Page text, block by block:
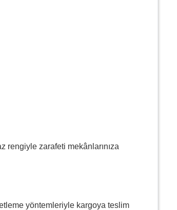
rengiyle zarafeti mekânlarınıza
yöntemleriyle kargoya teslim